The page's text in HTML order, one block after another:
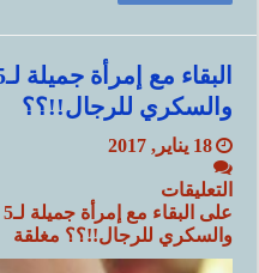
والسكري للرجال!!؟؟
18 يناير, 2017
التعليقات
والسكري للرجال!!؟؟ مغلقة